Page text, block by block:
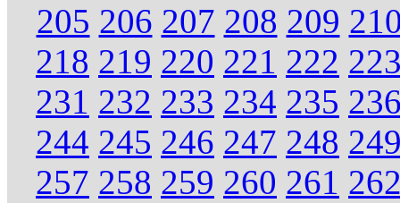
205 206 207 208 209
218 219 220 221 222
231 232 233 234 235
244 245 246 247 248
257 258 259 260 261